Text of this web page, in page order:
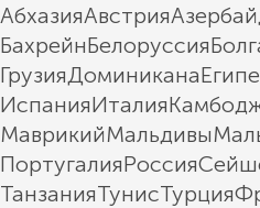
АбхазияАвстрия
БахрейнБелоруссия
ГрузияДоминикана
ИспанияИталия
МаврикийМальдивы
ПортугалияРоссия
ТанзанияТунисТурция